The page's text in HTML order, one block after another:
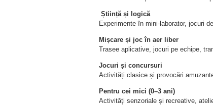
Știință și logică
Experimente în mini-laborator, jocuri
Mișcare și joc în aer liber
Trasee aplicative, jocuri pe echipe,
Jocuri și concursuri
Activități clasice și provocări
Pentru cei mici (0–3 ani)
Activități senzoriale și recreative,